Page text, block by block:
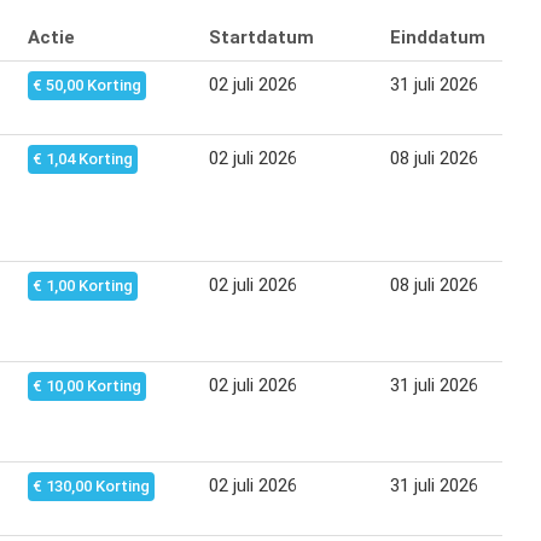
Actie Startdatum Einddatum
€ 50,00 Korting 02 juli 2026 31 juli 2026
€ 1,04 Korting 02 juli 2026 08 juli 2026
€ 1,00 Korting 02 juli 2026 08 juli 2026
€ 10,00 Korting 02 juli 2026 31 juli 2026
€ 130,00 Korting 02 juli 2026 31 juli 2026